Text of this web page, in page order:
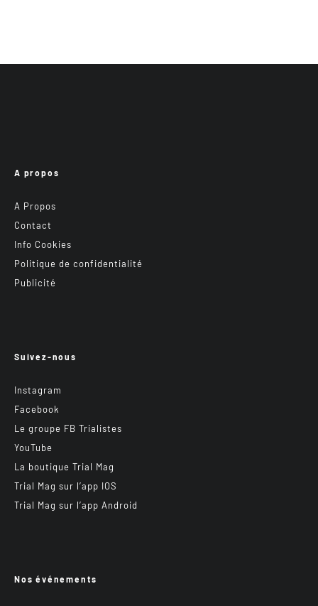
A propos
A Propos
Contact
Info Cookies
Politique de confidentialité
Publicité
Suivez-nous
Instagram
Facebook
Le groupe FB Trialistes
YouTube
La boutique Trial Mag
Trial Mag sur l’app IOS
Trial Mag sur l’app Android
Nos événements